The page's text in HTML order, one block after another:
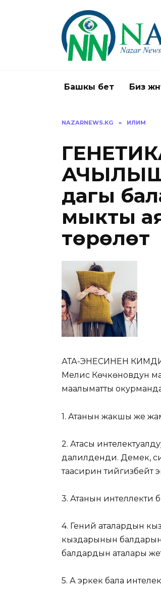
Башкы бет Биз
NAZARNEWS.KG » ИЛИМ
АЧЫЛЫШ:
дагы
мыкты
төрөлөт
АТА-ЭНЕСИНЕН
Мелис Көчкөновдун
маалыматты
1. Атанын жакшы же
2. Атасы
далилденди. Демек,
таасирин тийгизбейт
3. Атанын интеллекти
4. Гений аталардын
кыздарынын
балдардын аталары
5. А эркек бала